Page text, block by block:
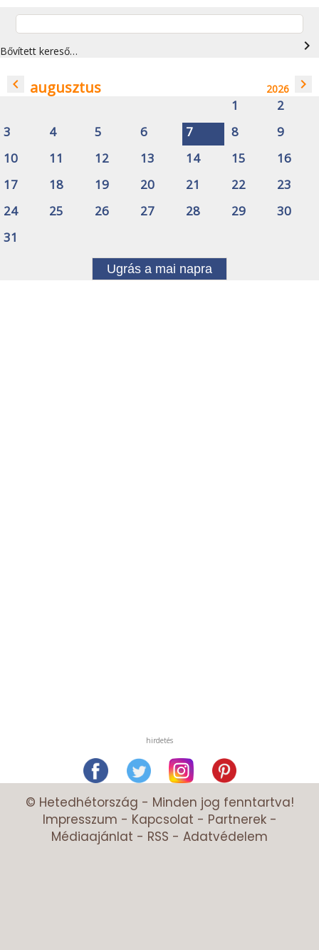
Bővített kereső… navigate_next
navigate_before augusztus 2026 navigate_next
1
2
3
4 5 6 7 8
9
10
11 12 13 14 15
16
17
18 19 20 21 22
23
24
25 26 27 28 29
30
31
Ugrás a mai napra
hirdetés
© Hetedhétország - Minden jog fenntartva!
Impresszum - Kapcsolat - Partnerek-
Médiaajánlat - RSS - Adatvédelem